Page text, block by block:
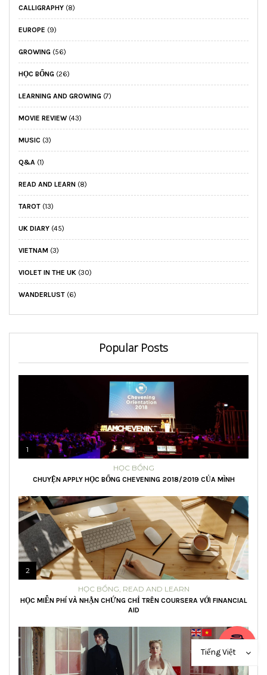
CALLIGRAPHY (8)
EUROPE (9)
GROWING (56)
HỌC BỔNG (26)
LEARNING AND GROWING (7)
MOVIE REVIEW (43)
MUSIC (3)
Q&A (1)
READ AND LEARN (8)
TAROT (13)
UK DIARY (45)
VIETNAM (3)
VIOLET IN THE UK (30)
WANDERLUST (6)
Popular Posts
1
HỌC BỔNG
CHUYỆN APPLY HỌC BỔNG CHEVENING 2018/2019 CỦA MÌNH
2
HỌC BỔNG, READ AND LEARN
HỌC MIỄN PHÍ VÀ NHẬN CHỨNG CHỈ TRÊN COURSERA VỚI FINANCIAL
AID
Tiếng Việt